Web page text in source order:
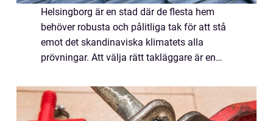
Helsingborg är en stad där de flesta hem
behöver robusta och pålitliga tak för att stå
emot det skandinaviska klimatets alla
prövningar. Att välja rätt takläggare är en